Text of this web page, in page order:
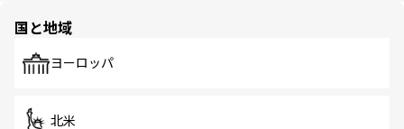
で、ホーカーズは地元の風情を楽しめる外せないスポット
国と地域
ヨーロッパ
北米